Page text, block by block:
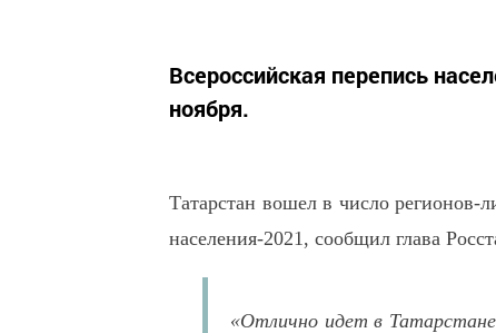
Всероссийская перепись
ноября.
Татарстан вошел в число регионов-
населения-2021, сообщил глава
«Отлично идет в